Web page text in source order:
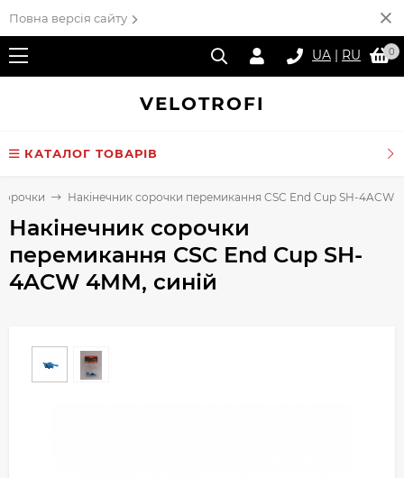
Повна версія сайту
UA | RU 0
VELOTROFI
КАТАЛОГ ТОВАРІВ
Накінечник сорочки перемикання CSC End Cup SH-4ACW
Накінечник сорочки
перемикання CSC End Cup SH-
4ACW 4MM, синій